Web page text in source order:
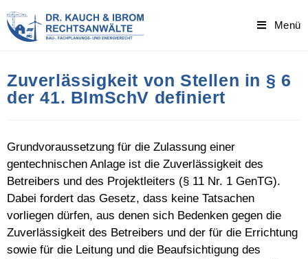
to
content
Menü
Zuverlässigkeit von Stellen in § 6
der 41. BImSchV definiert
Grundvoraussetzung für die Zulassung einer
gentechnischen Anlage ist die Zuverlässigkeit des
Betreibers und des Projektleiters (§ 11 Nr. 1 GenTG).
Dabei fordert das Gesetz, dass keine Tatsachen
vorliegen dürfen, aus denen sich Bedenken gegen die
Zuverlässigkeit des Betreibers und der für die Errichtung
sowie für die Leitung und die Beaufsichtigung des